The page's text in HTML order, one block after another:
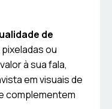
de
ou
à sua fala,
em visuais de
complementem